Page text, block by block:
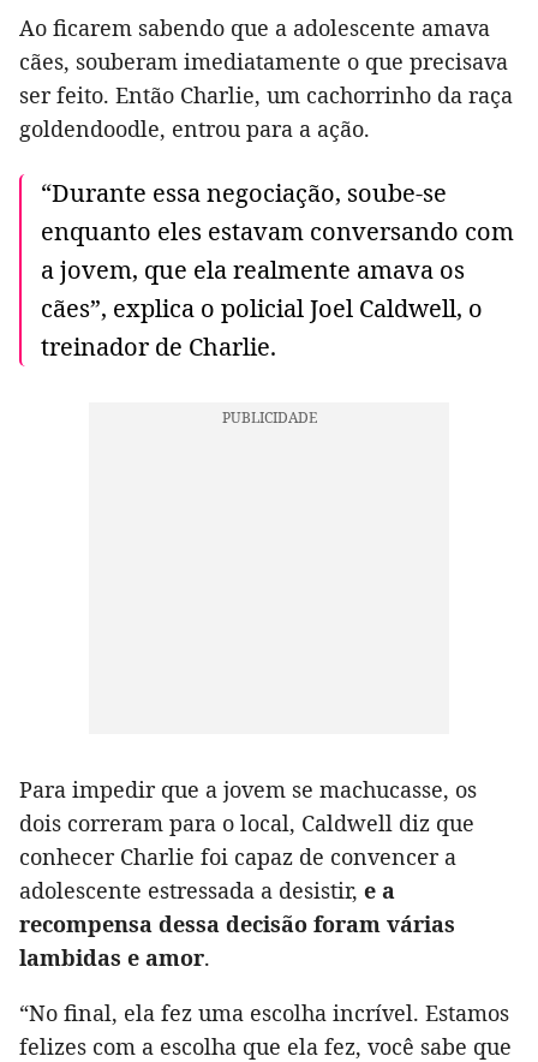
Ao ficarem sabendo que a adolescente amava
cães, souberam imediatamente o que precisava
ser feito. Então Charlie, um cachorrinho da raça
goldendoodle, entrou para a ação.
“Durante essa negociação, soube-se
enquanto eles estavam conversando com
a jovem, que ela realmente amava os
cães”, explica o policial Joel Caldwell, o
treinador de Charlie.
Para impedir que a jovem se machucasse, os
dois correram para o local, Caldwell diz que
conhecer Charlie foi capaz de convencer a
adolescente estressada a desistir, e a
recompensa dessa decisão foram várias
lambidas e amor.
“No final, ela fez uma escolha incrível. Estamos
felizes com a escolha que ela fez, você sabe que